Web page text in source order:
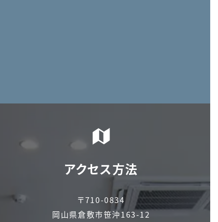
アクセス方法
〒710-0834
岡山県倉敷市笹沖163-12